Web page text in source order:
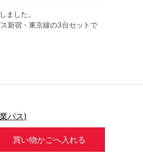
ました。
新宿・東京線の3台セットで
バス)
買い物かごへ入れる